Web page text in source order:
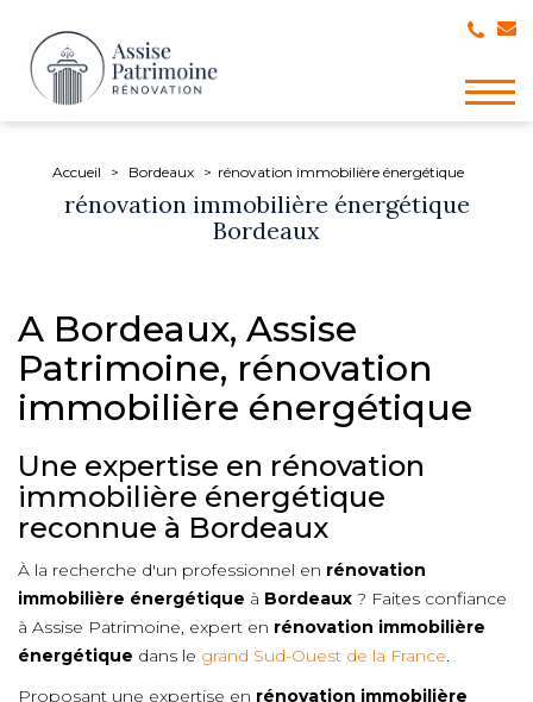
Accueil Bordeaux rénovation immobilière énergétique
rénovation immobilière énergétique
Bordeaux
A Bordeaux, Assise
Patrimoine, rénovation
immobilière énergétique
Une expertise en rénovation
immobilière énergétique
reconnue à Bordeaux
À la recherche d'un professionnel en rénovation
immobilière énergétique à Bordeaux ? Faites confiance
à Assise Patrimoine, expert en rénovation immobilière
énergétique dans le grand Sud-Ouest de la France.
Proposant une expertise en rénovation immobilière